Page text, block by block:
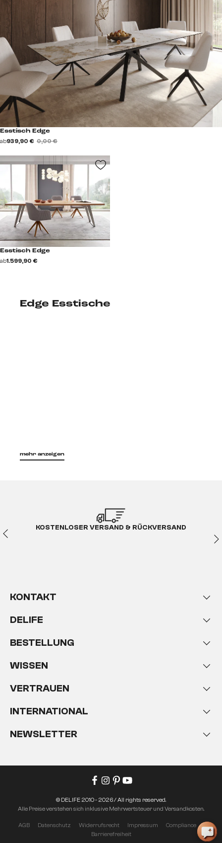
Esstisch Edge
ab939,90 € 0,00 €
Esstisch Edge
ab1.599,90 €
Edge Esstische
mehr anzeigen
KOSTENLOSER VERSAND & RÜCKVERSAND
KONTAKT
DELIFE
BESTELLUNG
WISSEN
VERTRAUEN
INTERNATIONAL
NEWSLETTER
AGB Datenschutz Widerrufsrecht Impressum
Compliance
Barrierefreiheit
© DELIFE 2010 - 2026 / All rights reserved.
Alle Preise verstehen sich inklusive Mehrwertsteuer und Versandkosten.